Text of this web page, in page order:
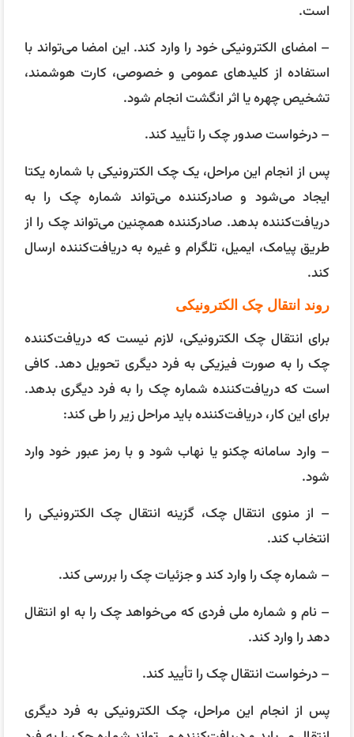
است.
– امضای الکترونیکی خود را وارد کند. این امضا می‌تواند با
استفاده از کلید‌های عمومی و خصوصی، کارت هوشمند،
تشخیص چهره یا اثر انگشت انجام شود.
– درخواست صدور چک را تأیید کند.
پس از انجام این مراحل، یک چک الکترونیکی با شماره یکتا
ایجاد می‌شود و صادرکننده می‌تواند شماره چک را به
دریافت‌کننده بدهد. صادرکننده همچنین می‌تواند چک را از
طریق پیامک، ایمیل، تلگرام و غیره به دریافت‌کننده ارسال
کند.
روند انتقال چک الکترونیکی
برای انتقال چک الکترونیکی، لازم نیست که دریافت‌کننده
چک را به صورت فیزیکی به فرد دیگری تحویل دهد. کافی
است که دریافت‌کننده شماره چک را به فرد دیگری بدهد.
برای این کار، دریافت‌کننده باید مراحل زیر را طی کند:
– وارد سامانه چکنو یا نهاب شود و با رمز عبور خود وارد
شود.
– از منوی انتقال چک، گزینه انتقال چک الکترونیکی را
انتخاب کند.
– شماره چک را وارد کند و جزئیات چک را بررسی کند.
– نام و شماره ملی فردی که می‌خواهد چک را به او انتقال
دهد را وارد کند.
– درخواست انتقال چک را تأیید کند.
پس از انجام این مراحل، چک الکترونیکی به فرد دیگری